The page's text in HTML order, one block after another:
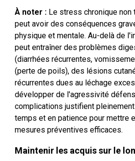
À noter :Le stress chronique non
peut avoir des conséquences
physique et mentale. Au-delà de
peut entraîner des problèmes
(diarrhées récurrentes,
(perte de poils), des lésions
récurrentes dues au léchage
développer de l'agressivité
complications justifient
temps et en patience pour mettre
mesures préventives efficaces.
Maintenir les acquis sur le